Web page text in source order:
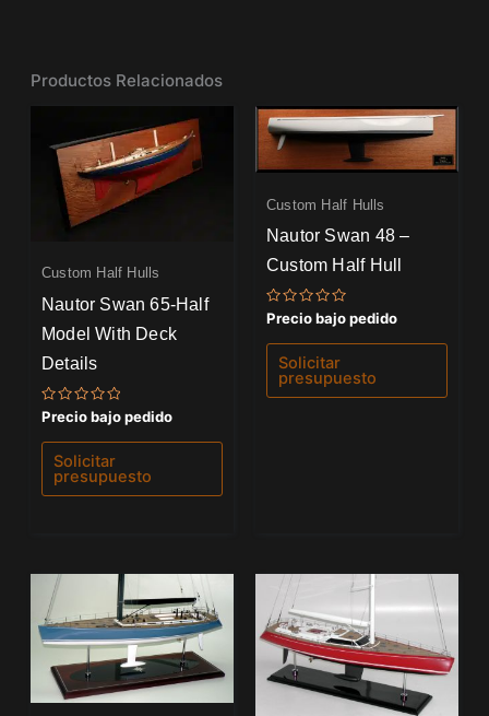
Productos Relacionados
Custom Half Hulls
Nautor Swan 65-Half
Model With Deck
Details
Valorado
con
0
de
Precio bajo pedido
Solicitar
presupuesto
Custom Half Hulls
Nautor Swan 48 –
Custom Half Hull
Valorado
0
de
Precio bajo pedido
Solicitar
presupuesto